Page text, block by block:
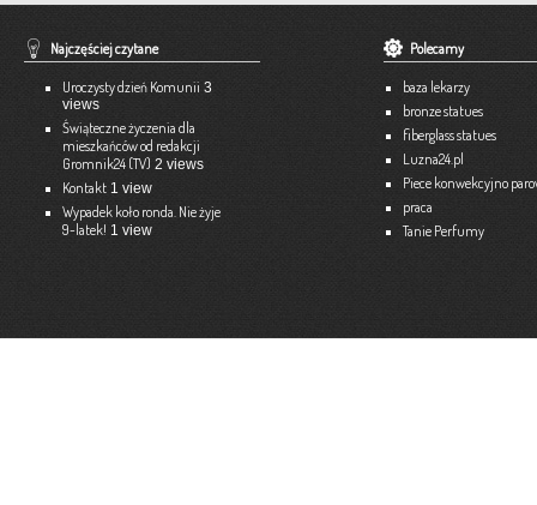
Ekspert – Biuro Rachunkowe
795 409 892 lub 18 35 10 293
www.ekspert.biz.pl
Mariola Janusz
Najczęściej czytane
Uroczysty dzień Komunii 3
views
Świąteczne życzenia dla
mieszkańców od redakcji
Gromnik24 (TV) 2 views
Kontakt 1 view
Wypadek koło ronda. Nie żyje
9-latek! 1 view
Polecamy
baza lekarzy
bronze statues
fiberglass statues
Luzna24.pl
Piece konwekcyjno
praca
Tanie Perfumy